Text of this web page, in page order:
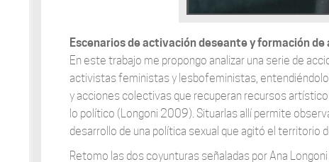
Escenarios de activación deseante y formación
En este trabajo me propongo analizar una serie de
activistas feministas y lesbofeministas,
y acciones colectivas que recuperan recursos
lo político (Longoni 2009). Situarlas allí permite
desarrollo de una política sexual que agitó el territorio
Retomo las dos coyunturas señaladas por Ana